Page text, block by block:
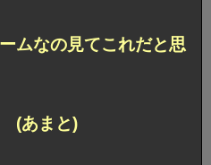
ムなの見てこれだと思
(あまと)